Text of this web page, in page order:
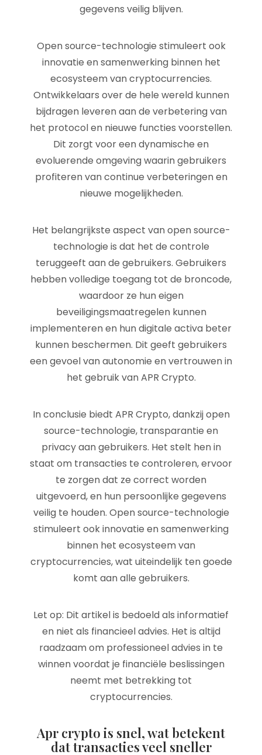
gegevens veilig blijven.
Open source-technologie stimuleert ook
innovatie en samenwerking binnen het
ecosysteem van cryptocurrencies.
Ontwikkelaars over de hele wereld kunnen
bijdragen leveren aan de verbetering van
het protocol en nieuwe functies voorstellen.
Dit zorgt voor een dynamische en
evoluerende omgeving waarin gebruikers
profiteren van continue verbeteringen en
nieuwe mogelijkheden.
Het belangrijkste aspect van open source-
technologie is dat het de controle
teruggeeft aan de gebruikers. Gebruikers
hebben volledige toegang tot de broncode,
waardoor ze hun eigen
beveiligingsmaatregelen kunnen
implementeren en hun digitale activa beter
kunnen beschermen. Dit geeft gebruikers
een gevoel van autonomie en vertrouwen in
het gebruik van APR Crypto.
In conclusie biedt APR Crypto, dankzij open
source-technologie, transparantie en
privacy aan gebruikers. Het stelt hen in
staat om transacties te controleren, ervoor
te zorgen dat ze correct worden
uitgevoerd, en hun persoonlijke gegevens
veilig te houden. Open source-technologie
stimuleert ook innovatie en samenwerking
binnen het ecosysteem van
cryptocurrencies, wat uiteindelijk ten goede
komt aan alle gebruikers.
Let op: Dit artikel is bedoeld als informatief
en niet als financieel advies. Het is altijd
raadzaam om professioneel advies in te
winnen voordat je financiële beslissingen
neemt met betrekking tot
cryptocurrencies.
Apr crypto is snel, wat betekent
dat transacties veel sneller